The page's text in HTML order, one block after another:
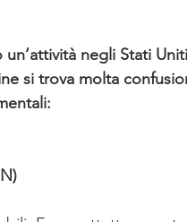
negli Stati
si trova molta